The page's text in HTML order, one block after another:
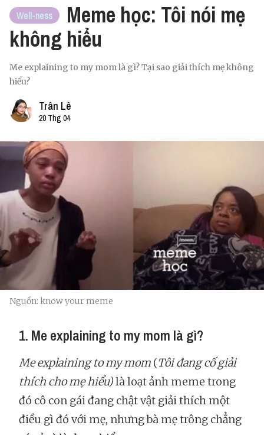
Well-ness
Meme học: Tôi nói mẹ
không hiểu
Me explaining to my mom là gì? Tại sao giải thích mẹ không
hiểu?
Trân Lê
20 Thg 04
Nguồn: know your meme
1. Me explaining to my mom là gì?
Me explaining to my mom (Tôi đang cố giải
thích cho mẹ hiểu)là loạt ảnh meme trong
đó cô con gái đang chật vật giải thích một
điều gì đó với mẹ, nhưng bà mẹ trông chẳng